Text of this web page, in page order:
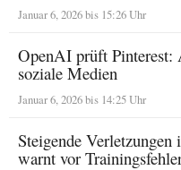
Januar 6, 2026 bis 15:26 Uhr
OpenAI prüft
soziale Medien
Januar 6, 2026 bis 14:25 Uhr
Steigende
warnt vor